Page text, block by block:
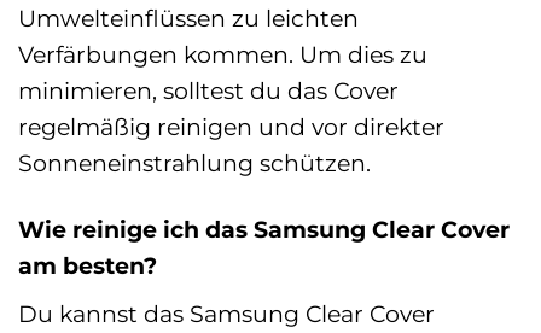
Umwelteinflüssen zu leichten
Verfärbungen kommen. Um dies zu
minimieren, solltest du das Cover
regelmäßig reinigen und vor direkter
Sonneneinstrahlung schützen.
Wie reinige ich das Samsung Clear Cover
am besten?
Du kannst das Samsung Clear Cover